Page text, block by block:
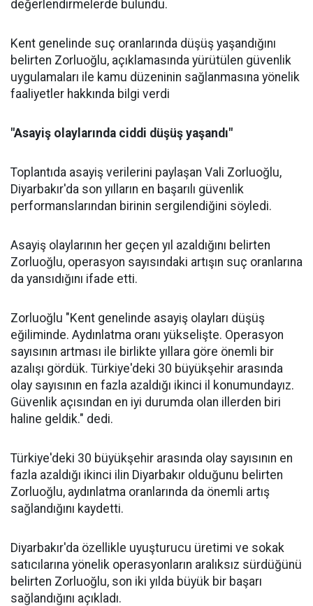
değerlendirmelerde bulundu.
Kent genelinde suç oranlarında düşüş yaşandığını
belirten Zorluoğlu, açıklamasında yürütülen güvenlik
uygulamaları ile kamu düzeninin sağlanmasına yönelik
faaliyetler hakkında bilgi verdi
"Asayiş olaylarında ciddi düşüş yaşandı"
Toplantıda asayiş verilerini paylaşan Vali Zorluoğlu,
Diyarbakır'da son yılların en başarılı güvenlik
performanslarından birinin sergilendiğini söyledi.
Asayiş olaylarının her geçen yıl azaldığını belirten
Zorluoğlu, operasyon sayısındaki artışın suç oranlarına
da yansıdığını ifade etti.
Zorluoğlu "Kent genelinde asayiş olayları düşüş
eğiliminde. Aydınlatma oranı yükselişte. Operasyon
sayısının artması ile birlikte yıllara göre önemli bir
azalışı gördük. Türkiye'deki 30 büyükşehir arasında
olay sayısının en fazla azaldığı ikinci il konumundayız.
Güvenlik açısından en iyi durumda olan illerden biri
haline geldik." dedi.
Türkiye'deki 30 büyükşehir arasında olay sayısının en
fazla azaldığı ikinci ilin Diyarbakır olduğunu belirten
Zorluoğlu, aydınlatma oranlarında da önemli artış
sağlandığını kaydetti.
Diyarbakır'da özellikle uyuşturucu üretimi ve sokak
satıcılarına yönelik operasyonların aralıksız sürdüğünü
belirten Zorluoğlu, son iki yılda büyük bir başarı
sağlandığını açıkladı.